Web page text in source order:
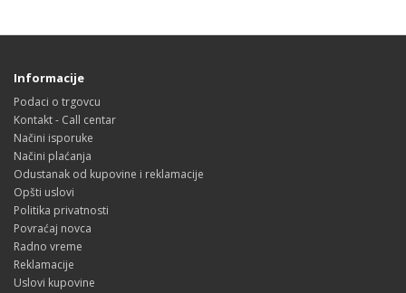
Informacije
Podaci o trgovcu
Kontakt - Call centar
Načini isporuke
Načini plaćanja
Odustanak od kupovine i reklamacije
Opšti uslovi
Politika privatnosti
Povraćaj novca
Radno vreme
Reklamacije
Uslovi kupovine